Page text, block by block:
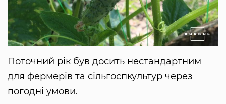
Поточний рік був досить нестандартним
для фермерів та сільгоспкультур через
погодні умови.